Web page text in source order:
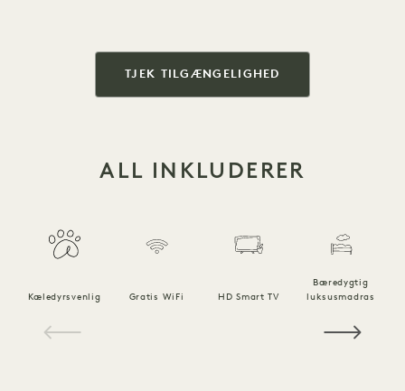
TJEK TILGÆNGELIGHED
ALL INKLUDERER
Kæledyrsvenlig Gratis WiFi HD Smart TV
Bæredygtig
luksusmadras